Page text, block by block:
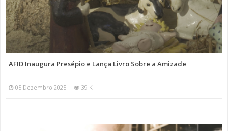
AFID Inaugura Presépio e Lança Livro Sobre a Amizade
05 Dezembro 2025 39 K